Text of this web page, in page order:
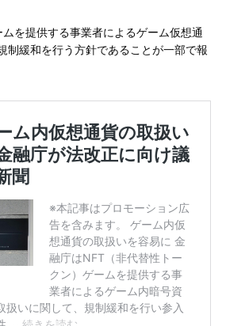
を提供する事業者によるゲーム仮想通
制緩和を行う方針であることが一部で報